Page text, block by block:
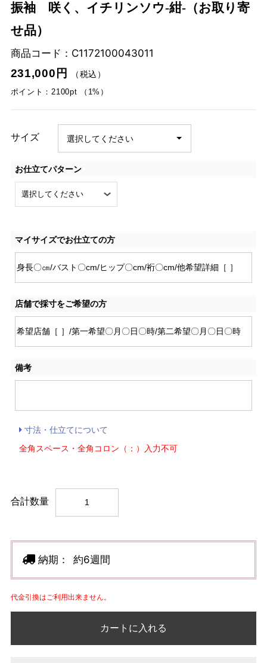
振袖 咲く、イチリンソウ‐紺‐（お取り寄
せ品）
商品コード： C1172100043011
231,000円
（税込）
ポイント：2100pt （1%）
サイズ
お仕立てパターン
マイサイズでお仕立ての方
店舗で採寸をご希望の方
備考
寸法・仕立てについて
全角スペース・全角コロン（：）入力不可
合計数量
納期： 約6週間
代金引換はご利用出来ません。
カートに入れる